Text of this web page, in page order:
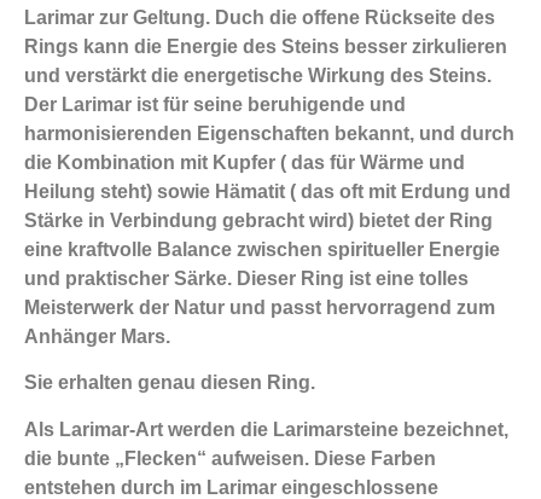
Larimar zur Geltung. Duch die offene Rückseite des
Rings kann die Energie des Steins besser zirkulieren
und verstärkt die energetische Wirkung des Steins.
Der Larimar ist für seine beruhigende und
harmonisierenden Eigenschaften bekannt, und durch
die Kombination mit Kupfer ( das für Wärme und
Heilung steht) sowie Hämatit ( das oft mit Erdung und
Stärke in Verbindung gebracht wird) bietet der Ring
eine kraftvolle Balance zwischen spiritueller Energie
und praktischer Särke. Dieser Ring ist eine tolles
Meisterwerk der Natur und passt hervorragend zum
Anhänger Mars.
Sie erhalten genau diesen Ring.
Als Larimar-Art werden die Larimarsteine bezeichnet,
die bunte „Flecken“ aufweisen. Diese Farben
entstehen durch im Larimar eingeschlossene